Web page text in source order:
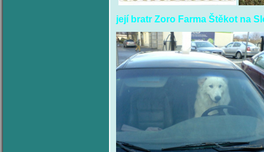
její bratr Zoro Farma Štěkot na